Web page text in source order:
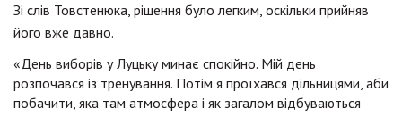
Зі слів Товстенюка, рішення було легким, оскільки прийняв
його вже давно.
«День виборів у Луцьку минає спокійно. Мій день
розпочався із тренування. Потім я проїхався дільницями, аби
побачити, яка там атмосфера і як загалом відбуваються